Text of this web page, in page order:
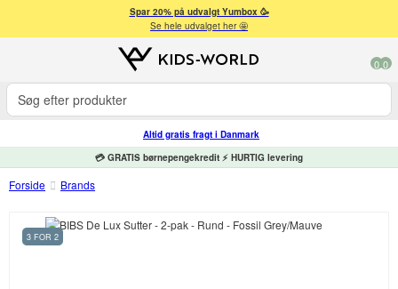
Spar 20% på udvalgt Yumbox 🥳
Se hele udvalget her 🤩
0 0
Altid gratis fragt i Danmark
💳 GRATIS børnepengekredit ⚡ HURTIG levering
Forside Brands
3 FOR 2